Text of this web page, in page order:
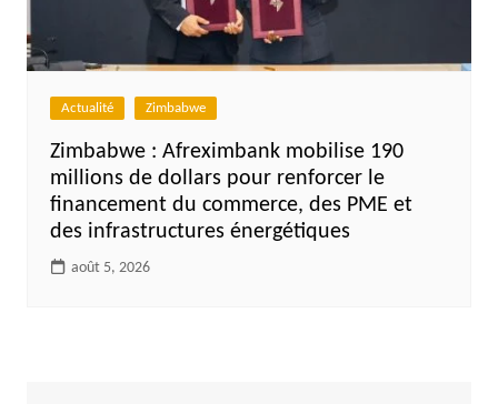
Actualité Zimbabwe
Zimbabwe : Afreximbank mobilise 190
millions de dollars pour renforcer le
financement du commerce, des PME et
des infrastructures énergétiques
août 5, 2026